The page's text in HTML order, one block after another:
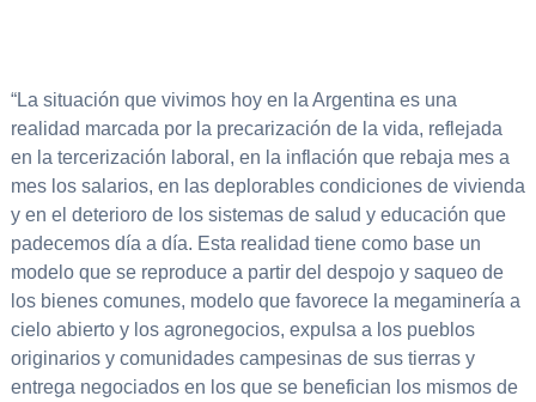
“La situación que vivimos hoy en la Argentina es una
realidad marcada por la precarización de la vida, reflejada
en la tercerización laboral, en la inflación que rebaja mes a
mes los salarios, en las deplorables condiciones de vivienda
y en el deterioro de los sistemas de salud y educación que
padecemos día a día. Esta realidad tiene como base un
modelo que se reproduce a partir del despojo y saqueo de
los bienes comunes, modelo que favorece la megaminería a
cielo abierto y los agronegocios, expulsa a los pueblos
originarios y comunidades campesinas de sus tierras y
entrega negociados en los que se benefician los mismos de